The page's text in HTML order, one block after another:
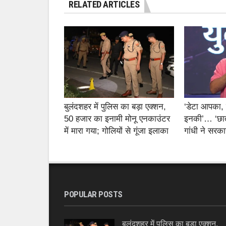
RELATED ARTICLES
बुलंदशहर में पुलिस का बड़ा एक्शन,
50 हजार का इनामी मोनू एनकाउंटर
में मारा गया; गोलियों से गूंजा इलाका
‘डेटा
इनकी’…
गांधी ने
POPULAR POSTS
बुलंदशहर में पुलिस का बड़ा एक्शन,